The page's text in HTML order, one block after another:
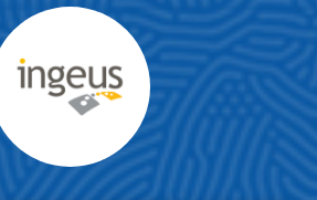
Max Mustermann